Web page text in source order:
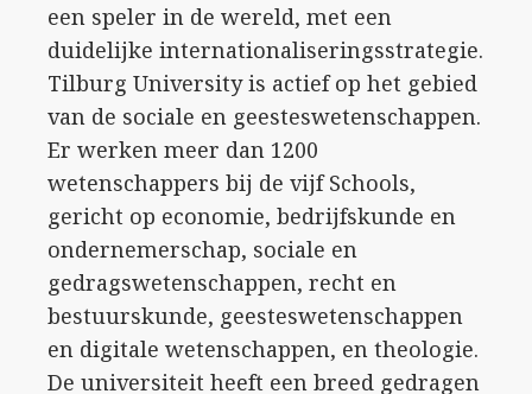
een speler in de wereld, met een
duidelijke internationaliseringsstrategie.
Tilburg University is actief op het gebied
van de sociale en geesteswetenschappen.
Er werken meer dan 1200
wetenschappers bij de vijf Schools,
gericht op economie, bedrijfskunde en
ondernemerschap, sociale en
gedragswetenschappen, recht en
bestuurskunde, geesteswetenschappen
en digitale wetenschappen, en theologie.
De universiteit heeft een breed gedragen